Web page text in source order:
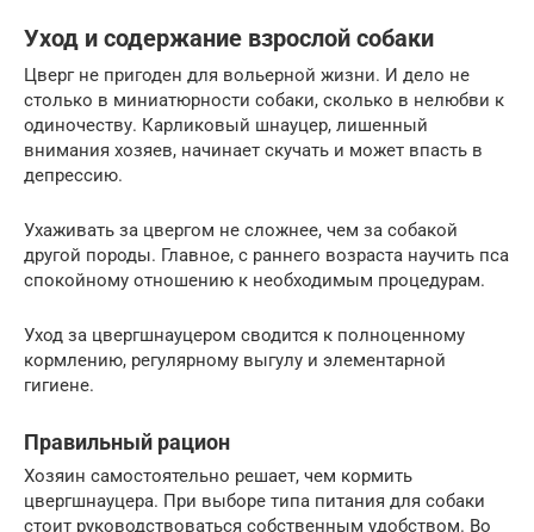
Уход и содержание взрослой собаки
Цверг не пригоден для вольерной жизни. И дело не
столько в миниатюрности собаки, сколько в нелюбви к
одиночеству. Карликовый шнауцер, лишенный
внимания хозяев, начинает скучать и может впасть в
депрессию.
Ухаживать за цвергом не сложнее, чем за собакой
другой породы. Главное, с раннего возраста научить пса
спокойному отношению к необходимым процедурам.
Уход за цвергшнауцером сводится к полноценному
кормлению, регулярному выгулу и элементарной
гигиене.
Правильный рацион
Хозяин самостоятельно решает, чем кормить
цвергшнауцера. При выборе типа питания для собаки
стоит руководствоваться собственным удобством. Во